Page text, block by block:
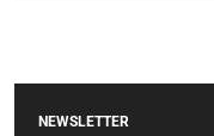
NEWSLETTER